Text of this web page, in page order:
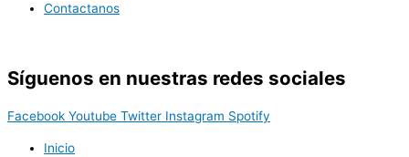
Contactanos
Síguenos en nuestras redes sociales
Facebook Youtube Twitter Instagram Spotify
Inicio